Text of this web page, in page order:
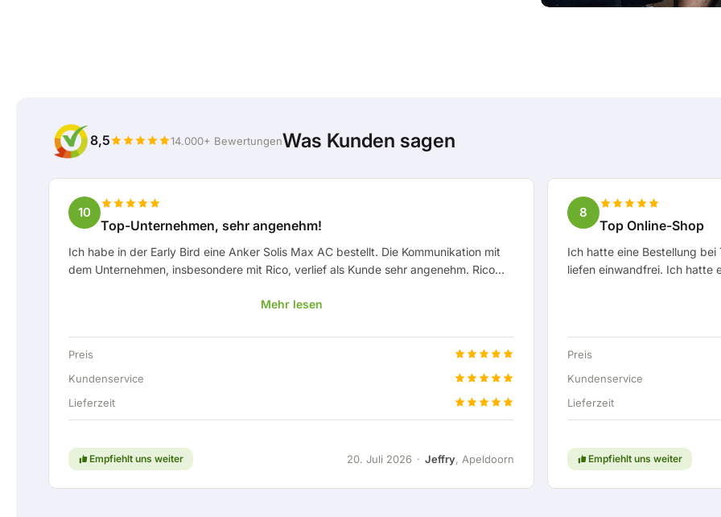
8,5 14.000+ BewertungenWas Kunden sagen
10
Top-Unternehmen, sehr angenehm!
Ich habe in der Early Bird eine Anker Solis Max AC bestellt. Die Kommunikation mit
dem Unternehmen, insbesondere mit Rico, verlief als Kunde sehr angenehm. Rico
prima mit eingebracht. Nach der Lieferabsprache wurde sogar ein kostenloser
anschließen zu können. Natürlich absolut top. Kurzum: ein sehr angenehmes
Unternehmen, bei dem Service und Mitdenken für den Kunden noch
großgeschrieben werden. Weiter so!
Mehr lesen
Preis
Kundenservice
Lieferzeit
Empfiehlt uns weiter 20. Juli 2026 · Jeffry, Apeldoorn
8
Top Online-Shop
Ich hatte eine Bestellung
liefen einwandfrei. Ich hatte
später problemlos in
aber das kann passieren
Meine Erfahrung mit
etwas gibt, wird es sauber
Preis
Kundenservice
Lieferzeit
Empfiehlt uns weiter